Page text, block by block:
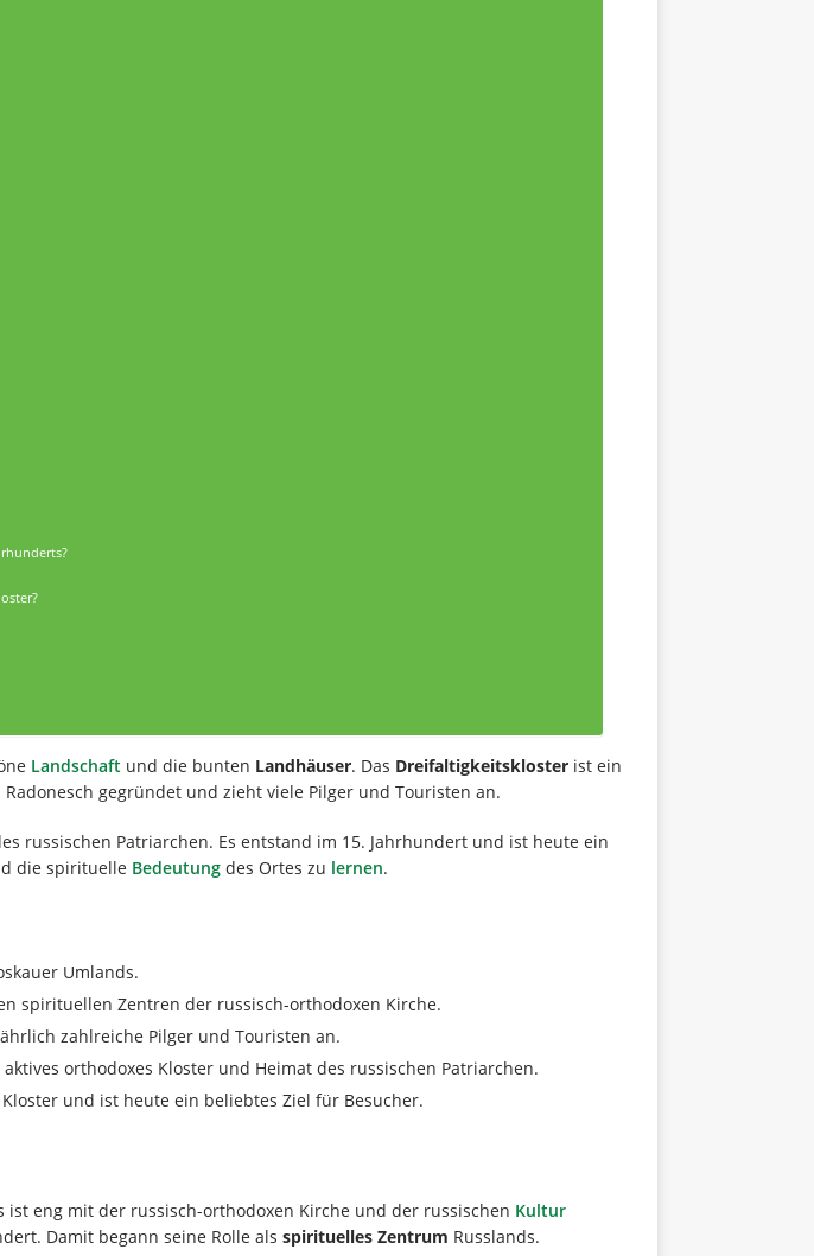
Landschaft und die bunten Landhäuser. Das Dreifaltigkeitskloster ist ein
Radonesch gegründet und zieht viele Pilger und Touristen an.
russischen Patriarchen. Es entstand im 15. Jahrhundert und ist heute ein
die spirituelle Bedeutung des Ortes zu lernen.
Umlands.
spirituellen Zentren der russisch-orthodoxen Kirche.
zahlreiche Pilger und Touristen an.
orthodoxes Kloster und Heimat des russischen Patriarchen.
und ist heute ein beliebtes Ziel für Besucher.
ist eng mit der russisch-orthodoxen Kirche und der russischen Kultur
Damit begann seine Rolle als spirituelles Zentrum Russlands.